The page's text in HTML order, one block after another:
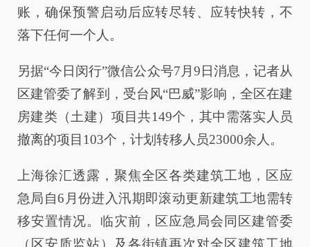
账，确保预警启动后应转尽转、应转快转，不
落下任何一个人。
另据“今日闵行”微信公众号7月9日消息，记者从
区建管委了解到，受台风“巴威”影响，全区在建
房建类（土建）项目共149个，其中需落实人员
撤离的项目103个，计划转移人员23000余人。
上海徐汇透露，聚焦全区各类建筑工地，区应
急局自6月份进入汛期即滚动更新建筑工地需转
移安置情况。临灾前，区应急局会同区建管委
（区安质监站）及各街镇再次对全区建筑工地